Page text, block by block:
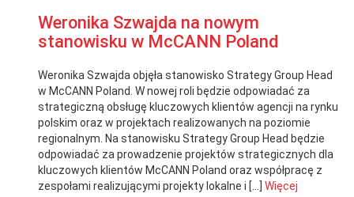
Weronika Szwajda na nowym
stanowisku w McCANN Poland
Weronika Szwajda objęła stanowisko Strategy Group Head
w McCANN Poland. W nowej roli będzie odpowiadać za
strategiczną obsługę kluczowych klientów agencji na rynku
polskim oraz w projektach realizowanych na poziomie
regionalnym. Na stanowisku Strategy Group Head będzie
odpowiadać za prowadzenie projektów strategicznych dla
kluczowych klientów McCANN Poland oraz współpracę z
zespołami realizującymi projekty lokalne i […] Więcej